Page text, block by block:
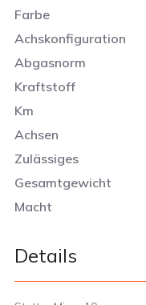
Farbe
Achskonfiguration
Abgasnorm
Kraftstoff
Km
Achsen
Zulässiges
Gesamtgewicht
Macht
Details